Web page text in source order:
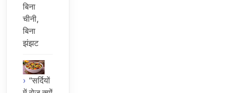
बिना
चीनी,
बिना
झंझट
“सर्दियों